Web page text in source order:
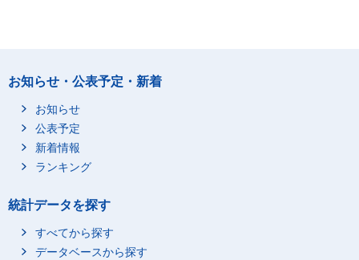
お知らせ・公表予定・新着
お知らせ
公表予定
新着情報
ランキング
統計データを探す
すべてから探す
データベースから探す